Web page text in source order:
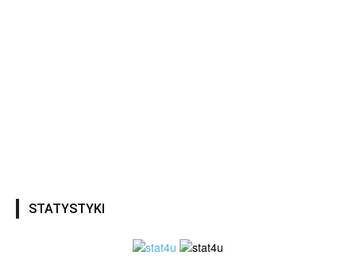
STATYSTYKI